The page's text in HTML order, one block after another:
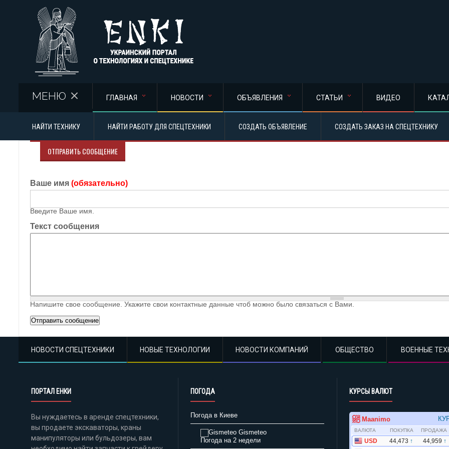
МЕНЮ ГЛАВНАЯ НОВОСТИ ОБЪЯВЛЕНИЯ СТАТЬИ ВИДЕО
НАЙТИ ТЕХНИКУ НАЙТИ РАБОТУ ДЛЯ СПЕЦТЕХНИКИ СОЗДАТЬ ОБЪЯВЛЕНИЕ СОЗДАТЬ ЗАКАЗ НА СПЕЦТЕХНИКУ
ОТПРАВИТЬ СООБЩЕНИЕ
Ваше имя (обязательно)
Введите Ваше имя.
Текст сообщения
Напишите свое сообщение. Укажите свои контактные данные чтоб можно было связаться с Вами.
НОВОСТИ СПЕЦТЕХНИКИ НОВЫЕ ТЕХНОЛОГИИ НОВОСТИ КОМПАНИЙ ОБЩЕСТВО ВОЕННЫЕ
ПОРТАЛ ЕНКИ
Вы нуждаетесь в аренде спецтехники,
вы продаете экскаваторы, краны
манипуляторы или бульдозеры, вам
ПОГОДА
Погода в Киеве
Gismeteo
Погода на 2 недели
КУРСЫ ВАЛЮТ